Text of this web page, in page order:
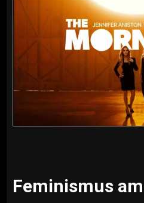
Feminismus